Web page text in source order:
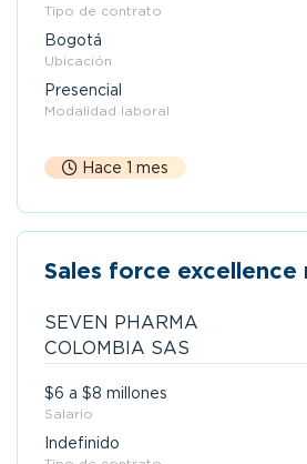
Tipo de contrato
Bogotá
Ubicación
Presencial
Modalidad laboral
Hace 1 mes
Sales force excellence
SEVEN PHARMA
COLOMBIA SAS
$6 a $8 millones
Salario
Indefinido